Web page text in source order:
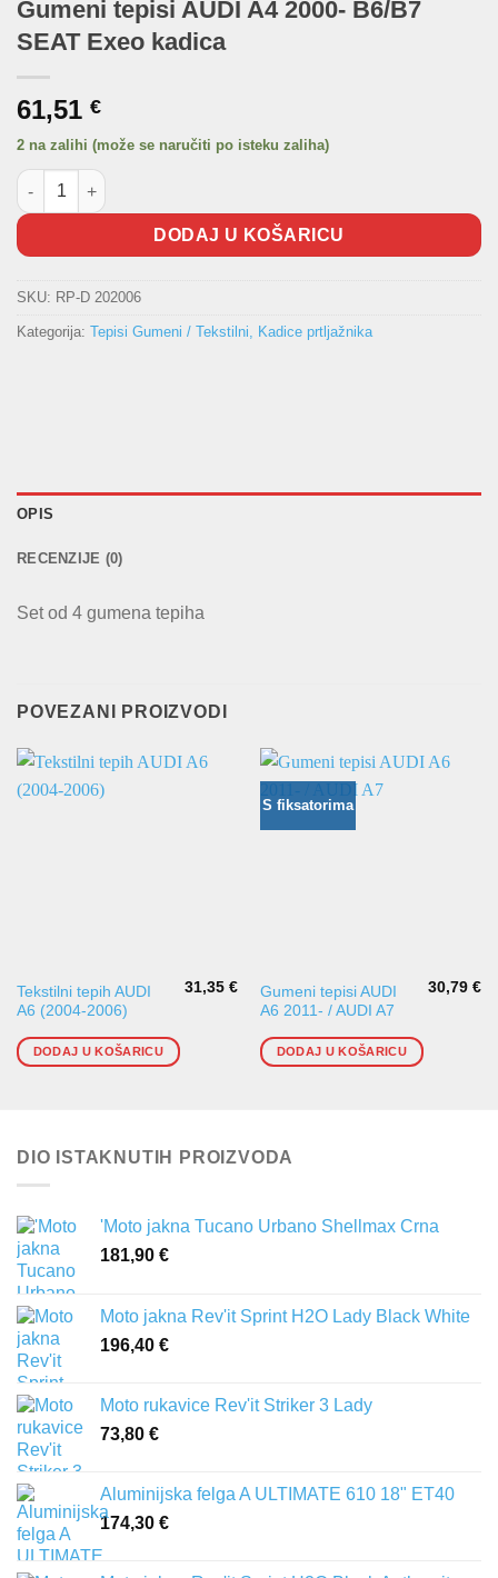
Gumeni tepisi AUDI A4 2000- B6/B7
SEAT Exeo kadica
61,51 €
2 na zalihi (može se naručiti po isteku zaliha)
Gumeni tepisi AUDI A4 2000- B6/B7 SEAT Exeo kadica količina
DODAJ U KOŠARICU
SKU: RP-D 202006
Kategorija: Tepisi Gumeni / Tekstilni, Kadice prtljažnika
OPIS
RECENZIJE (0)
Set od 4 gumena tepiha
POVEZANI PROIZVODI
Tekstilni tepih AUDI
A6 (2004-2006)
31,35€
DODAJ U KOŠARICU
S fiksatorima
Gumeni tepisi AUDI
A6 2011- / AUDI A7
30,79€
DODAJ U KOŠARICU
DIO ISTAKNUTIH PROIZVODA
'Moto jakna Tucano Urbano Shellmax Crna
181,90 €
Moto jakna Rev'it Sprint H2O Lady Black White
196,40 €
Moto rukavice Rev'it Striker 3 Lady
73,80 €
Aluminijska felga A ULTIMATE 610 18" ET40
174,30 €